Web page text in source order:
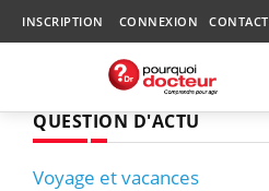
INSCRIPTION CONNEXION CONTACT
QUESTION D'ACTU
Voyage et vacances